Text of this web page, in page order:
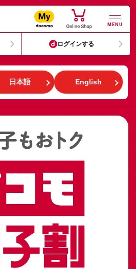
MENU
ログインする
日本語 English